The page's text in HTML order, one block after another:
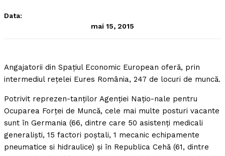
Data:
mai 15, 2015
Angajatorii din Spaţiul Economic European oferă, prin
intermediul reţelei Eures România, 247 de locuri de muncă.
Potrivit reprezen-tanţilor Agenţiei Naţio-nale pentru
Ocuparea Forţei de Muncă, cele mai multe posturi vacante
sunt în Germania (66, dintre care 50 asistenţi medicali
generalişti, 15 factori poştali, 1 mecanic echipamente
pneumatice si hidraulice) şi în Republica Cehă (61, dintre